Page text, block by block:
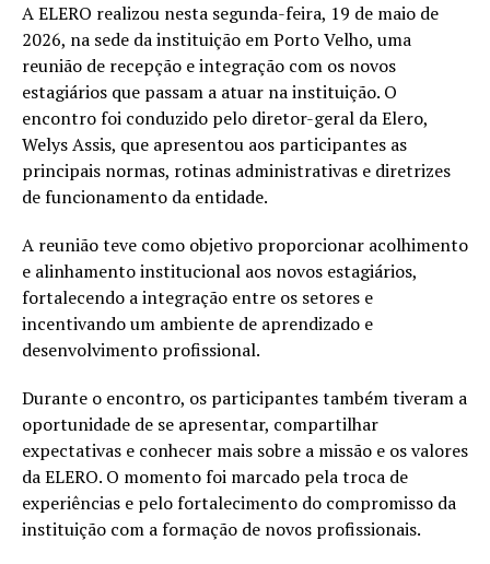
A ELERO realizou nesta segunda-feira, 19 de maio de
2026, na sede da instituição em Porto Velho, uma
reunião de recepção e integração com os novos
estagiários que passam a atuar na instituição. O
encontro foi conduzido pelo diretor-geral da Elero,
Welys Assis, que apresentou aos participantes as
principais normas, rotinas administrativas e diretrizes
de funcionamento da entidade.
A reunião teve como objetivo proporcionar acolhimento
e alinhamento institucional aos novos estagiários,
fortalecendo a integração entre os setores e
incentivando um ambiente de aprendizado e
desenvolvimento profissional.
Durante o encontro, os participantes também tiveram a
oportunidade de se apresentar, compartilhar
expectativas e conhecer mais sobre a missão e os valores
da ELERO. O momento foi marcado pela troca de
experiências e pelo fortalecimento do compromisso da
instituição com a formação de novos profissionais.